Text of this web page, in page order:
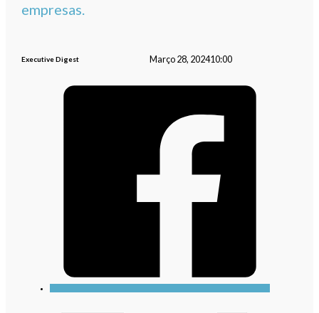
empresas.
Executive Digest Março 28, 202410:00